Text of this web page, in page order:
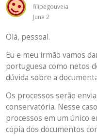
filipegouveia
June 2
Olá, pessoal.
Eu e meu irmão vamos
portuguesa como netos
dúvida sobre a
Os processos serão
conservatória. Nesse
processos em um único
cópia dos documentos